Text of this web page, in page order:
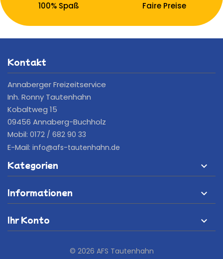
100% Spaß Faire Preise
Kontakt
Annaberger Freizeitservice
Inh. Ronny Tautenhahn
Kobaltweg 15
09456 Annaberg-Buchholz
Mobil: 0172 / 682 90 33
E-Mail: info@afs-tautenhahn.de
Kategorien 
Informationen 
Ihr Konto 
© 2026 AFS Tautenhahn